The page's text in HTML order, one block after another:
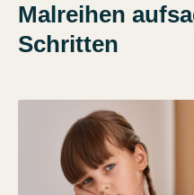
Malreihen
Schritten